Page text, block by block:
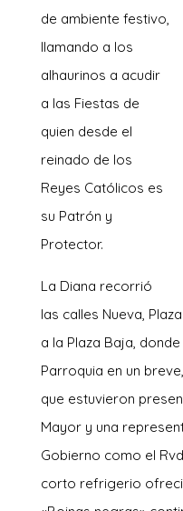
de ambiente festivo,
llamando a los
alhaurinos a acudir
a las Fiestas de
quien desde el
reinado de los
Reyes Católicos es
su Patrón y
Protector.
La Diana recorrió
las calles Nueva,
a la Plaza Baja,
Parroquia en un
que estuvieron
Mayor y una
Gobierno como el
corto refrigerio